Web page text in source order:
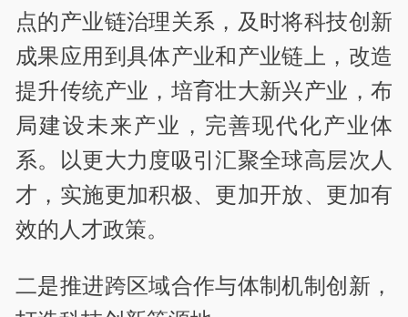
点的产业链治理关系，及时将科技创新
成果应用到具体产业和产业链上，改造
提升传统产业，培育壮大新兴产业，布
局建设未来产业，完善现代化产业体
系。以更大力度吸引汇聚全球高层次人
才，实施更加积极、更加开放、更加有
效的人才政策。
二是推进跨区域合作与体制机制创新，